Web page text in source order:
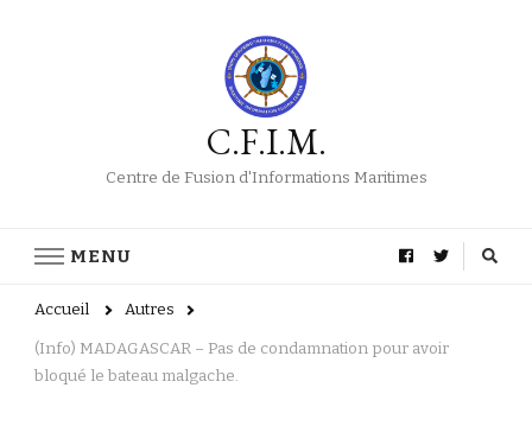
C.F.I.M.
Centre de Fusion d'Informations Maritimes
MENU
Accueil Autres
(Info) MADAGASCAR – Pas de condamnation pour avoir
bloqué le bateau malgache.